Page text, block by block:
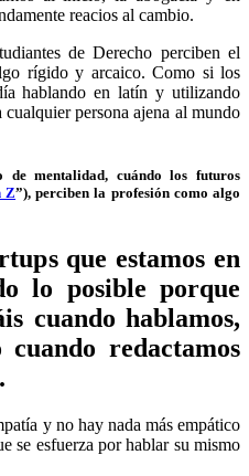
reacios al cambio.
de Derecho perciben el
rígido y arcaico. Como si los
hablando en latín y utilizando
persona ajena al mundo
mentalidad, cuándo los futuros
Z”), perciben la profesión como algo
que estamos en
lo posible porque
cuando hablamos,
redactamos
y no hay nada más empático
se esfuerza por hablar su mismo